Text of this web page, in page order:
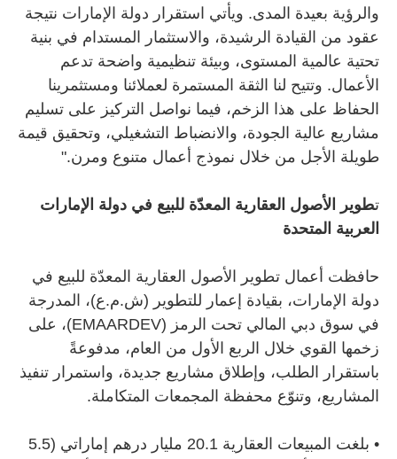
والرؤية بعيدة المدى. ويأتي استقرار دولة الإمارات نتيجة
عقود من القيادة الرشيدة، والاستثمار المستدام في بنية
تحتية عالمية المستوى، وبيئة تنظيمية واضحة تدعم
الأعمال. وتتيح لنا الثقة المستمرة لعملائنا ومستثمرينا
الحفاظ على هذا الزخم، فيما نواصل التركيز على تسليم
مشاريع عالية الجودة، والانضباط التشغيلي، وتحقيق قيمة
طويلة الأجل من خلال نموذج أعمال متنوع ومرن."
تطوير الأصول العقارية المعدّة للبيع في دولة الإمارات
العربية المتحدة
حافظت أعمال تطوير الأصول العقارية المعدّة للبيع في
دولة الإمارات، بقيادة إعمار للتطوير (ش.م.ع)، المدرجة
في سوق دبي المالي تحت الرمز (EMAARDEV)، على
زخمها القوي خلال الربع الأول من العام، مدفوعةً
باستقرار الطلب، وإطلاق مشاريع جديدة، واستمرار تنفيذ
المشاريع، وتنوّع محفظة المجمعات المتكاملة.
•
بلغت المبيعات العقارية 20.1 مليار درهم إماراتي (5.5